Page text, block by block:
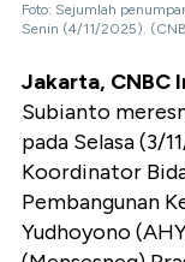
Foto: Sejumlah
Senin (4/11/2025).
Jakarta, CNBC
Subianto
pada Selasa (3/
Koordinator
Pembangunan
Yudhoyono